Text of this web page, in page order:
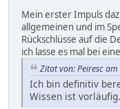
Mein erster Impuls
allgemeinen und im
Rückschlüsse auf die
ich lasse es mal bei
Zitat von: Peiresc
Ich bin definitiv
Wissen ist vorläufig.